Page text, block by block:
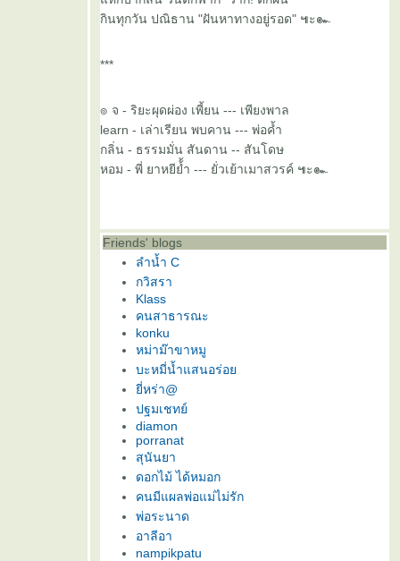
กินทุกวัน ปณิธาน "ฝันหาทางอยู่รอด" ๚ะ๛
***
๏ จ - ริยะผุดผ่อง เพี้ยน --- เพียงพาล
learn - เล่าเรียน พบคาน --- พ่อค้ำ
กลิ่น - ธรรมมั่น สันดาน -- สันโดษ
หอม - พี่ ยาหยีย้้ำ --- ยั่วเย้าเมาสวรค์ ๚ะ๛
Friends' blogs
ลำน้ำ C
กวิสรา
Klass
คนสาธารณะ
konku
หม่าม๊าขาหมู
บะหมี่น้ำแสนอร่อ
ี่หร่า@
ปฐมเชทย์
diamon
porranat
สุนันยา
ดอกไม้ ได้หมอก
คนมีแผลพ่อแม่ไม่รัก
พ่อระนาด
อาลีอา
nampikpatu